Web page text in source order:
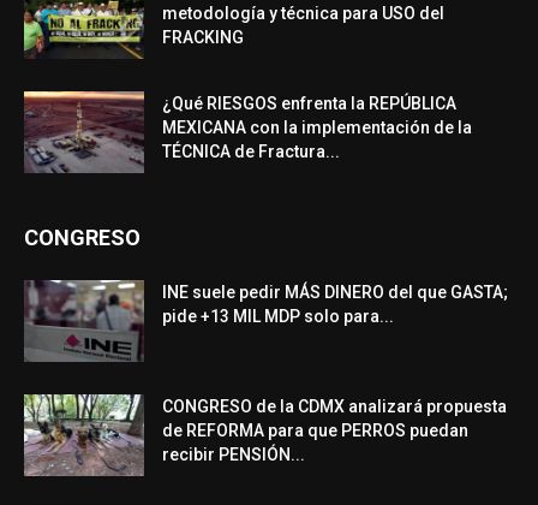
metodología y técnica para USO del
FRACKING
¿Qué RIESGOS enfrenta la REPÚBLICA
MEXICANA con la implementación de la
TÉCNICA de Fractura...
CONGRESO
INE suele pedir MÁS DINERO del que GASTA;
pide +13 MIL MDP solo para...
CONGRESO de la CDMX analizará propuesta
de REFORMA para que PERROS puedan
recibir PENSIÓN...